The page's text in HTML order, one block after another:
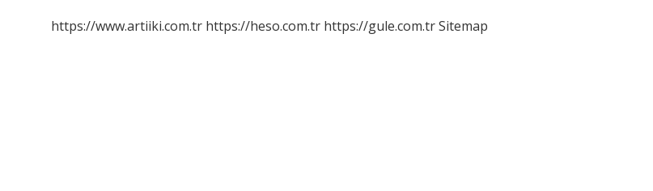
https://www.artiiki.com.tr https://heso.com.tr https://gule.com.trSitemap